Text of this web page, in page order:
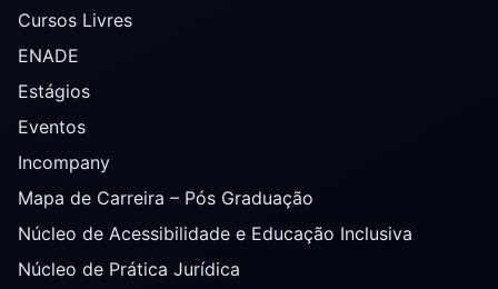
Cursos Livres
ENADE
Estágios
Eventos
Incompany
Mapa de Carreira – Pós Graduação
Núcleo de Acessibilidade e Educação Inclusiva
Núcleo de Prática Jurídica